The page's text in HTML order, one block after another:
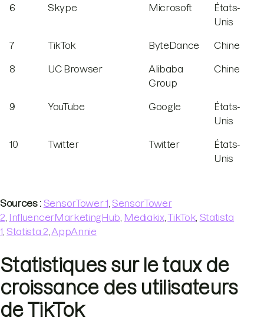
6 Skype Microsoft
États-
Unis
7 TikTok ByteDance Chine
8 UC Browser
Alibaba
Group
Chine
9 YouTube Google
États-
Unis
10 Twitter Twitter
États-
Unis
Sources : SensorTower 1 SensorTower
2 InfluencerMarketingHub Mediakix,TikTok Statista
1 Statista 2 AppAnnie
Statistiques sur le taux de
croissance des utilisateurs
de TikTok